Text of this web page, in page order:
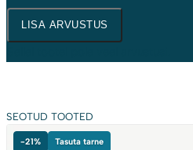
LISA ARVUSTUS
SEOTUD TOOTED
-21% Tasuta tarne